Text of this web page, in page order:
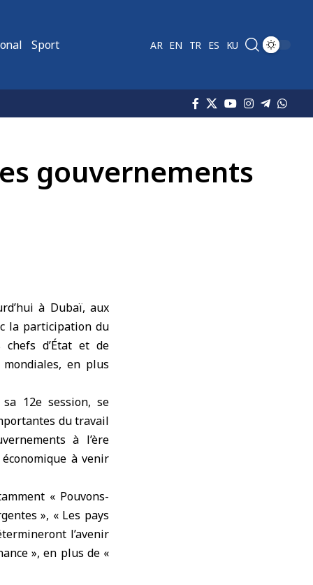
Sport AR EN TR ES KU
gouvernements
à Dubaï, aux
la participation du
chefs d’État et de
en plus
12e session, se
du travail
à l’ère
à venir
« Pouvons-
», « Les pays
l’avenir
», en plus de «